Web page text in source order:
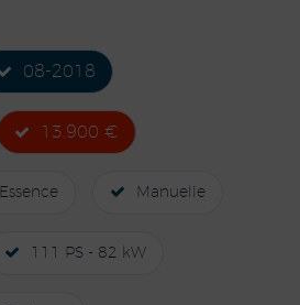
08-2018
13.900 €
Essence Manuelle
111 PS - 82 kW